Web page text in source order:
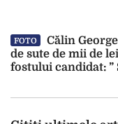
FOTO
Călin
de sute de mii de
fostului candidat: